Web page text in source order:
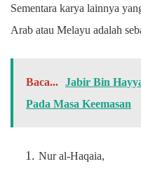
Sementara karya lainnya
Arab atau Melayu adalah
Baca... Jabir Bin
Pada Masa Keemasan
Nur al-Haqaia,